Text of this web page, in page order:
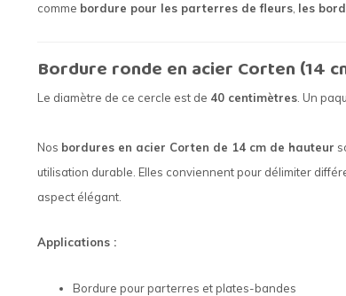
comme bordure pour les parterres de fleurs, les
Bordure ronde en acier Corten (14
Le diamètre de ce cercle est de 40 centimètres . Un
Nos bordures en acier Corten de 14 cm de hauteur
utilisation durable. Elles conviennent pour délimiter
aspect élégant.
Applications :
Bordure pour parterres et plates-bandes